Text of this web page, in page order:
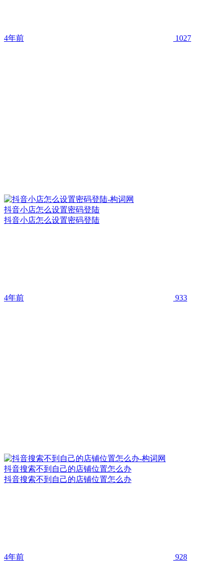
4年前 1027
抖音小店怎么设置密码登陆
抖音小店怎么设置密码登陆
4年前 933
抖音搜索不到自己的店铺位置怎么办
抖音搜索不到自己的店铺位置怎么办
4年前 928